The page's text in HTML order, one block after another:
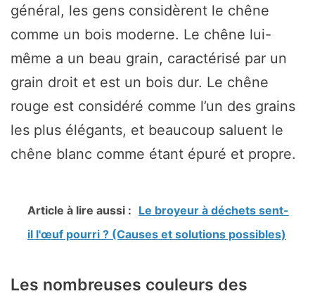
général, les gens considèrent le chêne
comme un bois moderne. Le chêne lui-
même a un beau grain, caractérisé par un
grain droit et est un bois dur. Le chêne
rouge est considéré comme l’un des grains
les plus élégants, et beaucoup saluent le
chêne blanc comme étant épuré et propre.
Article à lire aussi : Le broyeur à déchets sent-
il l'œuf pourri ? (Causes et solutions possibles)
Les nombreuses couleurs des